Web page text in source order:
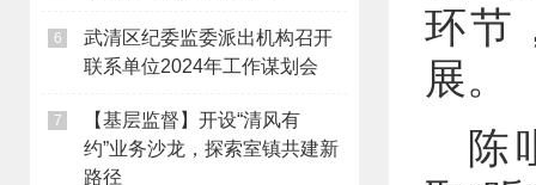
6
武清区纪委监委派出机构召开
联系单位2024年工作谋划会
7
【基层监督】开设“清风有
约”业务沙龙，探索室镇共建新
路径
环节
展。
陈